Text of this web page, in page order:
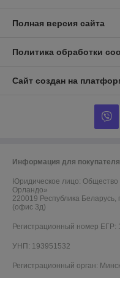
Полная версия сайта
Политика обработки
Сайт создан на
Информация для покупателя
Юридическое лицо: Общество
Орландо»
220019 Республика Беларусь,
(офис 3д)
Регистрационный номер ЕГР:
УНП: 193951532
Регистрационный орган: